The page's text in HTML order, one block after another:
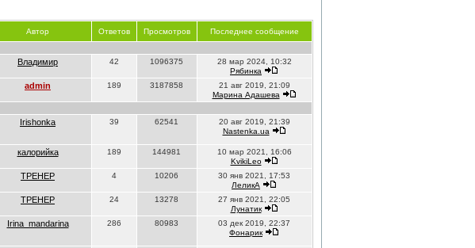
Автор Ответов Просмотров
Последнее сообщение
Владимир 42 1096375
28 мар 2024, 10:32
Рябинка
admin 189 3187858
21 авг 2019, 21:09
Марина Адашева
Irishonka 39 62541
20 авг 2019, 21:39
Nastenka.ua
калорийка 189 144981
10 мар 2021, 16:06
KvikiLeo
ТРЕНЕР 4 10206
30 янв 2021, 17:53
ЛеликА
ТРЕНЕР 24 13278
27 янв 2021, 22:05
Лунатик
Irina_mandarina 286 80983
03 дек 2019, 22:37
Фонарик